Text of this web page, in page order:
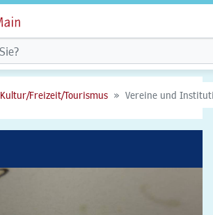
Kultur/Freizeit/Tourismus Vereine und